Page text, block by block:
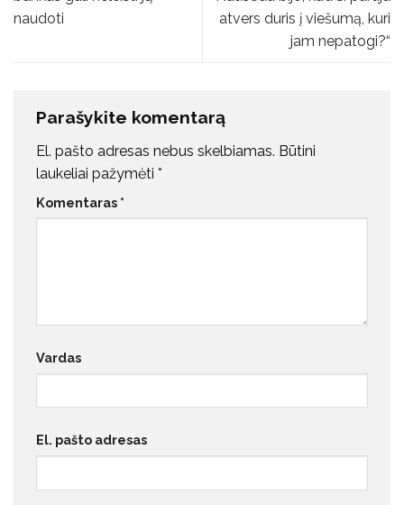
naudoti
atvers duris į viešumą, kuri
jam nepatogi?“
Parašykite komentarą
El. pašto adresas nebus skelbiamas. Būtini
laukeliai pažymėti *
Komentaras *
Vardas
El. pašto adresas